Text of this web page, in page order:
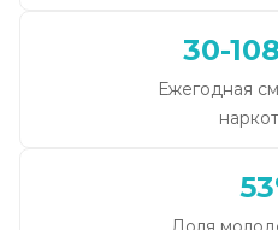
30-
Ежегодная